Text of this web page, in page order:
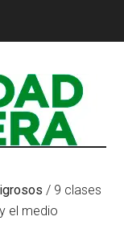
/ 9 clases
el medio